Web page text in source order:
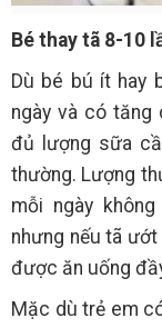
Bé thay tã 8-10
Dù bé bú ít hay
ngày và có tăng
đủ lượng sữa
thường. Lượng
mỗi ngày
nhưng nếu tã
được ăn uống
Mặc dù trẻ em